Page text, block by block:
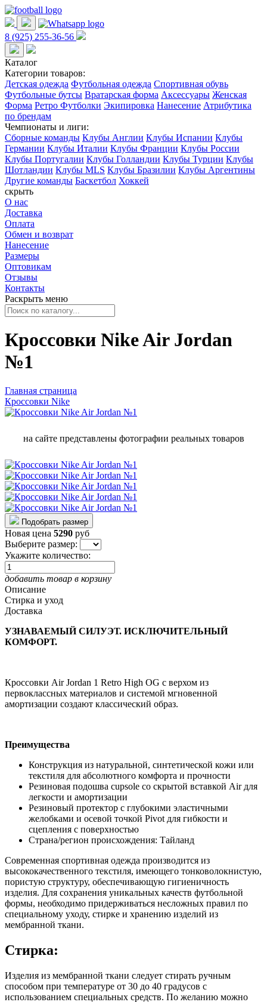
8 (925) 255-36-56
Каталог
Категории товаров:
Детская одежда Футбольная одежда Спортивная обувь
Футбольные бутсы Вратарская форма Аксессуары Женская
Форма Ретро Футболки Экипировка Нанесение Атрибутика
по брендам
Чемпионаты и лиги:
Сборные команды Клубы Англии Клубы Испании Клубы
Германии Клубы Италии Клубы Франции Клубы России
Клубы Португалии Клубы Голландии Клубы Турции Клубы
Шотландии Клубы MLS Клубы Бразилии Клубы Аргентины
Другие команды Баскетбол Хоккей
скрыть
О нас
Доставка
Оплата
Обмен и возврат
Нанесение
Размеры
Оптовикам
Отзывы
Контакты
Раскрыть меню
Кроссовки Nike Air Jordan
№1
Главная страница
Кроссовки Nike
на сайте представлены фотографии реальных товаров
Подобрать размер
Новая цена 5290 руб
Выберите размер:
Укажите количество:
добавить товар в корзину
Описание
Стирка и уход
Доставка
УЗНАВАЕМЫЙ СИЛУЭТ. ИСКЛЮЧИТЕЛЬНЫЙ
КОМФОРТ.
Кроссовки Air Jordan 1 Retro High OG с верхом из
первоклассных материалов и системой мгновенной
амортизации создают классический образ.
Преимущества
Конструкция из натуральной, синтетической кожи или
текстиля для абсолютного комфорта и прочности
Резиновая подошва cupsole со скрытой вставкой Air для
легкости и амортизации
Резиновый протектор с глубокими эластичными
желобками и осевой точкой Pivot для гибкости и
сцепления с поверхностью
Страна/регион происхождения: Тайланд
Современная спортивная одежда производится из
высококачественного текстиля, имеющего тонковолокнистую,
пористую структуру, обеспечивающую гигиеничность
изделия. Для сохранения уникальных качеств футбольной
формы, необходимо придерживаться несложных правил по
специальному уходу, стирке и хранению изделий из
мембранной ткани.
Стирка:
Изделия из мембранной ткани следует стирать ручным
способом при температуре от 30 до 40 градусов с
использованием специальных средств. По желанию можно